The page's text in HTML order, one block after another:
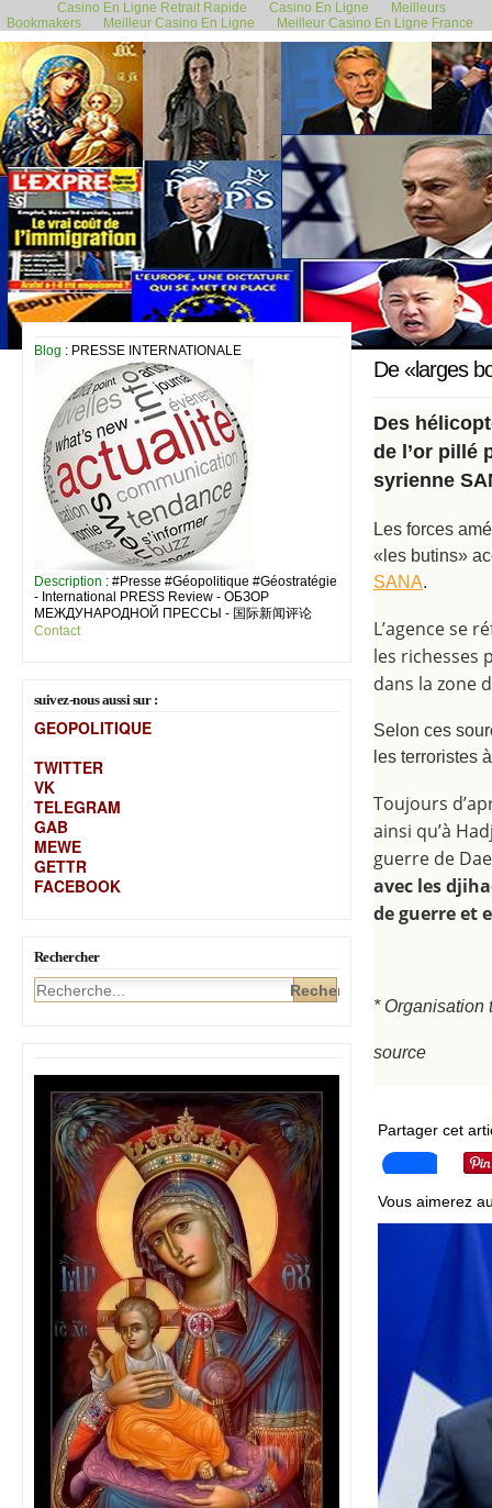
Casino En Ligne Retrait Rapide Casino En Ligne
Meilleurs
Bookmakers
Meilleur Casino En Ligne Meilleur Casino En Ligne France
Blog : PRESSE INTERNATIONALE
Description : #Presse #Géopolitique #Géostratégie
- International PRESS Review - ОБЗОР
МЕЖДУНАРОДНОЙ ПРЕССЫ - 国际新闻评论
Contact
suivez-nous aussi sur :
GEOPOLITIQUE
TWITTER
VK
TELEGRAM
GAB
MEWE
GETTR
FACEBOOK
Rechercher
17 février 2019
De «larges
Des
de l’or pillé
syrienne
Les forces
«les butins»
SANA.
L’agence se
les richesses
dans la zone
Selon ces
les terroristes
Toujours
ainsi qu’à
guerre de
avec les
de guerre et
* Organisation
source
Partager cet
Vous aimerez